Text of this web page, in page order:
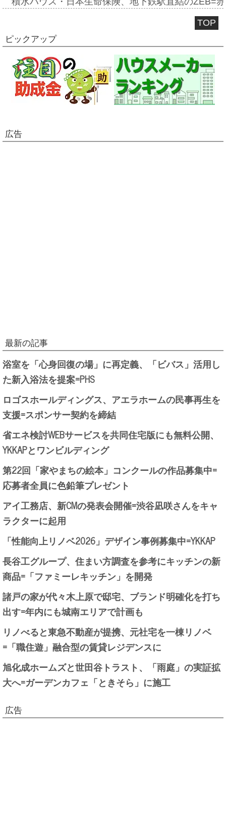
TOP
ピックアップ
広告
最新の記事
浴室を「心身回復の場」に再定義、「ビバス」活用し
た新入浴法を提案=PHS
ロゴスホールディングス、アエラホームの民事再生を
支援=スポンサー契約を締結
省エネ検討WEBサービスを共同住宅版にも無料公開、
YKKAPとワンビルディング
第22回「家やまちの絵本」コンクールの作品募集中=
応募者全員に色鉛筆プレゼント
アイ工務店、新CMの発表会開催=渋谷凪咲さんをキャ
ラクターに起用
「性能向上リノベ2026」デザイン事例募集中=YKKAP
長谷工グループ、住まい方調査を参考にキッチンの新
商品=「ファミーレキッチン」を開発
諸戸の家が代々木上原で邸宅、ブランド明確化を打ち
出す=年内にも城南エリアで計画も
リノべると東急不動産が提携、元社宅を一棟リノベ
=「職住遊」融合型の賃貸レジデンスに
旭化成ホームズと世田谷トラスト、「雨庭」の実証拡
大へ=ガーデンカフェ「ときそら」に施工
広告